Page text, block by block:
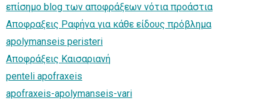
επίσημο blog των αποφράξεων νότια προάστια
Αποφραξεις Ραφήνα για κάθε είδους πρόβλημα
apolymanseis peristeri
Αποφράξεις Καισαριανή
penteli apofraxeis
apofraxeis-apolymanseis-vari